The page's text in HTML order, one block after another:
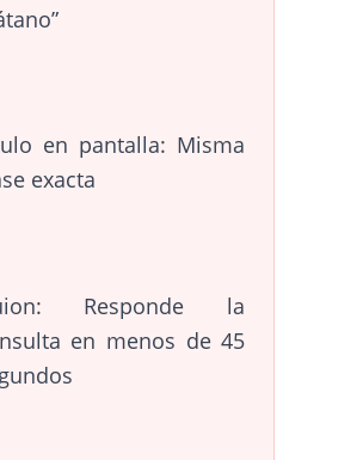
en pantalla: Misma
exacta
Responde la
en menos de 45